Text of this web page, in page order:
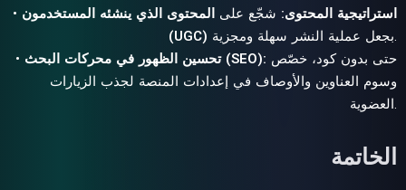
•
استراتيجية المحتوى: شجّع على
المحتوى الذي ينشئه المستخدمون
(UGC)
بجعل عملية النشر سهلة ومجزية.
•
تحسين الظهور في محركات البحث (SEO):
وسوم العناوين والأوصاف في إعدادات المنصة لجذب الزيارات
العضوية.
الخاتمة